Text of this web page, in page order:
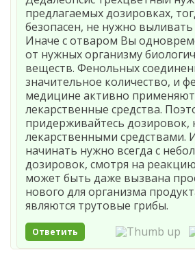
предлагаемых дозировках,
безопасен, не нужно
Иначе с отваром Вы
от нужных организму
веществ. Фенольных
значительное количество, и
медицине активно
лекарственные средства.
придерживайтесь дозировок,
лекарственными средствами.
начинать нужно всегда с
дозировок, смотря на
может быть даже вызвана
нового для организма
являются трутовые грибы.
Ответить